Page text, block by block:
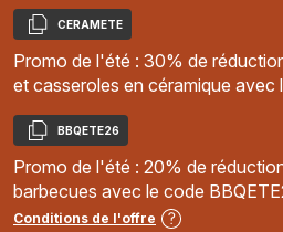
Copier
CERAMETE
Promo de l'été : 30% de
et casseroles en céramique avec
Copier
BBQETE26
Promo de l'été : 20% de
barbecues avec le code
Conditions de l'offre